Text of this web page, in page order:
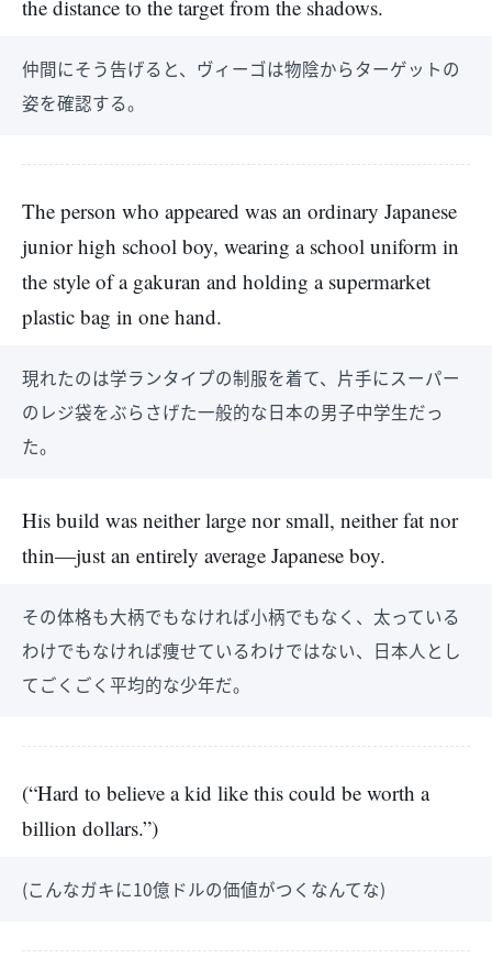
the distance to the target from the shadows.
仲間にそう告げると、ヴィーゴは物陰からターゲットの
姿を確認する。
The person who appeared was an ordinary Japanese
junior high school boy, wearing a school uniform in
the style of a gakuran and holding a supermarket
plastic bag in one hand.
現れたのは学ランタイプの制服を着て、片手にスーパー
のレジ袋をぶらさげた一般的な日本の男子中学生だっ
た。
His build was neither large nor small, neither fat nor
thin—just an entirely average Japanese boy.
その体格も大柄でもなければ小柄でもなく、太っている
わけでもなければ痩せているわけではない、日本人とし
てごくごく平均的な少年だ。
(“Hard to believe a kid like this could be worth a
billion dollars.”)
(こんなガキに10億ドルの価値がつくなんてな)